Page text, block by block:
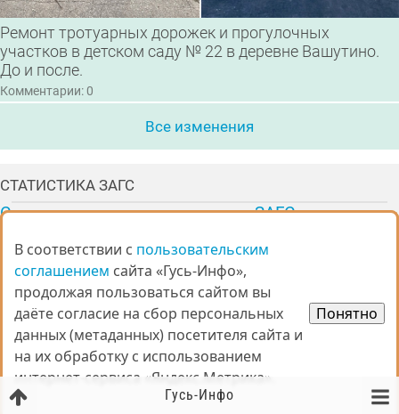
Ремонт тротуарных дорожек и прогулочных
участков в детском саду № 22 в деревне Вашутино.
До и после.
Комментарии: 0
Все изменения
СТАТИСТИКА ЗАГС
Статистические данные отдела ЗАГС за март
01.03.2026 - 31.03.2026
рождение
смерти
заключение брака
расторжение брака
установление отцовства
усыновление / удочерение
перемена имени
4
Гусь-Инфо
В соответствии с пользовательским
соглашением сайта «Гусь-Инфо»,
продолжая пользоваться сайтом вы
даёте согласие на сбор персональных
данных (метаданных) посетителя сайта и
на их обработку с использованием
интернет-сервиса «Яндекс.Метрика».
Понятно
В соответствии с пользовательским
соглашением сайта «Гусь-Инфо»,
продолжая пользоваться сайтом вы
даёте согласие на сбор персональных
данных (метаданных) посетителя сайта и
на их обработку с использованием
интернет-сервиса «Яндекс.Метрика».
Понятно